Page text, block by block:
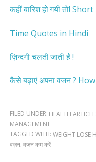
कहीं बारिश हो गयी तो!
Time Quotes in Hindi
ज़िन्दगी चलती जाती है !
कैसे बढ़ाएं अपना वजन ?
FILED UNDER: HEALTH
MANAGEMENT
TAGGED WITH: WEIGHT LOSE
वज़न, वज़न कम करें